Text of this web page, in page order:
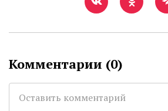
Комментарии (0)